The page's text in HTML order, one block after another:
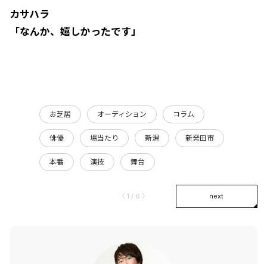
カサハラ
「なんか、嬉しかったです」
お芝居 オーディション コラム
俳優 場当たり 新潟 新発田市
本番 演技 舞台
〈 1 / 6 〉 next